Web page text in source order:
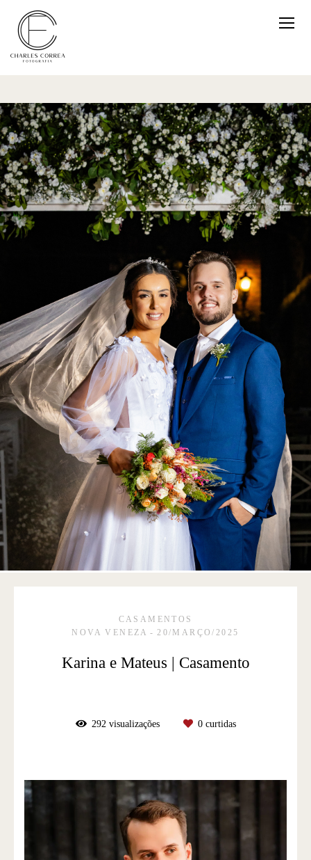
CASAMENTOS
NOVA VENEZA
20/MARÇO/2025
Karina e Mateus | Casamento
292visualizações 0curtidas